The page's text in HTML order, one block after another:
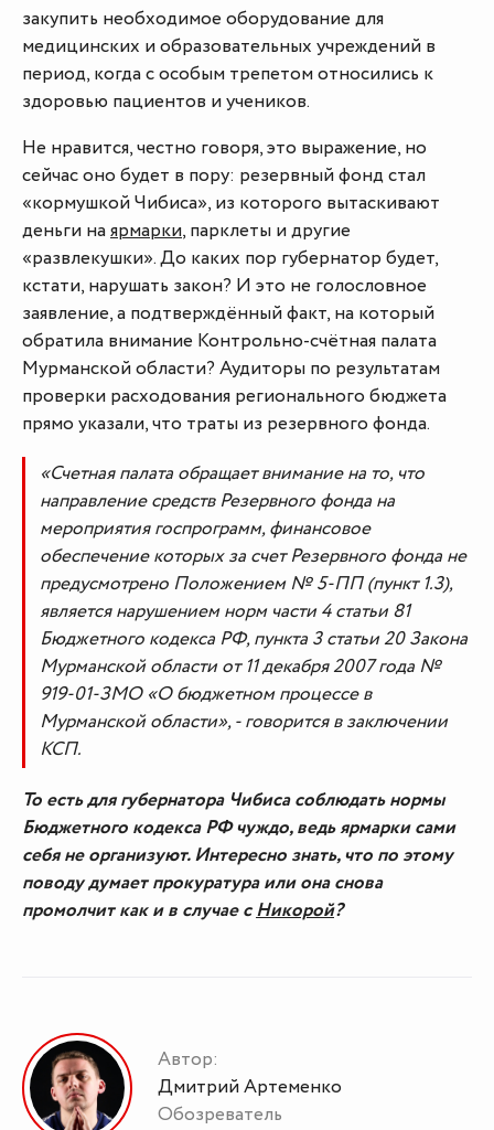
закупить необходимое оборудование для
медицинских и образовательных учреждений в
период, когда с особым трепетом относились к
здоровью пациентов и учеников.
Не нравится, честно говоря, это выражение, но
сейчас оно будет в пору: резервный фонд стал
«кормушкой Чибиса», из которого вытаскивают
деньги наярмарки, парклеты и другие
«развлекушки». До каких пор губернатор будет,
кстати, нарушать закон? И это не голословное
заявление, а подтверждённый факт, на который
обратила внимание Контрольно-счётная палата
Мурманской области? Аудиторы по результатам
проверки расходования регионального бюджета
прямо указали, что траты из резервного фонда.
«Счетная палата обращает внимание на то, что
направление средств Резервного фонда на
мероприятия госпрограмм, финансовое
обеспечение которых за счет Резервного фонда не
предусмотрено Положением № 5-ПП (пункт 1.3),
является нарушением норм части 4 статьи 81
Бюджетного кодекса РФ, пункта 3 статьи 20 Закона
Мурманской области от 11 декабря 2007 года №
919-01-ЗМО «О бюджетном процессе в
Мурманской области», - говорится в заключении
КСП.
То есть для губернатора Чибиса соблюдать нормы
Бюджетного кодекса РФ чуждо, ведь ярмарки сами
себя не организуют. Интересно знать, что по этому
поводу думает прокуратура или она снова
промолчит как и в случае сНикорой?
Автор:
Дмитрий Артеменко
Обозреватель